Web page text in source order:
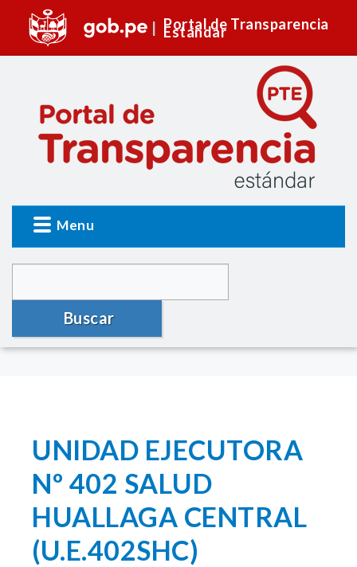
Portal de Transparencia
Estándar
Menu
Buscar
UNIDAD EJECUTORA
Nº 402 SALUD
HUALLAGA CENTRAL
(U.E.402SHC)